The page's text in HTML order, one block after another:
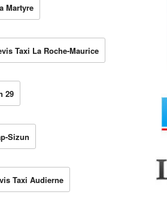
Martyre
Taxi La Roche-Maurice
29
Sizun
Taxi Audierne